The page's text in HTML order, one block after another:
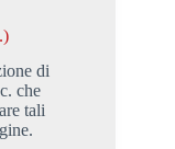
di
che
tali